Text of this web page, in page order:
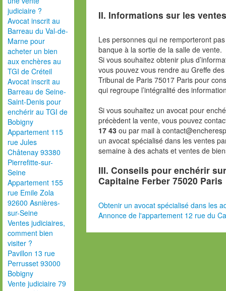
judiciaire ?
Avocat inscrit au
Barreau du Val-de-
Marne pour
acheter un bien
aux enchères au
TGI de Créteil
Avocat inscrit au
Barreau de Seine-
Saint-Denis pour
enchérir au TGI de
Bobigny
Appartement 115
rue Jules
Châtenay 93380
Pierrefitte-sur-
Seine
Appartement 155
rue Emile Zola
92600 Asnières-
sur-Seine
Ventes judiciaires,
comment bien
visiter ?
Pavillon 13 rue
Perrusset 93000
Bobigny
Vente judiciaire 79
II. Informations sur les
Les personnes qui ne remporteront
banque à la sortie de la salle de vente.
Si vous souhaitez obtenir plus
vous pouvez vous rendre au Greffe
Tribunal de Paris 75017 Paris pour
qui regroupe l’intégralité des
Si vous souhaitez un avocat pour
précèdent la vente, vous pouvez
17 43 ou par mail à
un avocat spécialisé dans les ventes
semaine à des achats et ventes de
III. Conseils pour enchérir
Capitaine Ferber 75020 Paris
Obtenir un avocat spécialisé dans les
Annonce de l'appartement 12 rue du